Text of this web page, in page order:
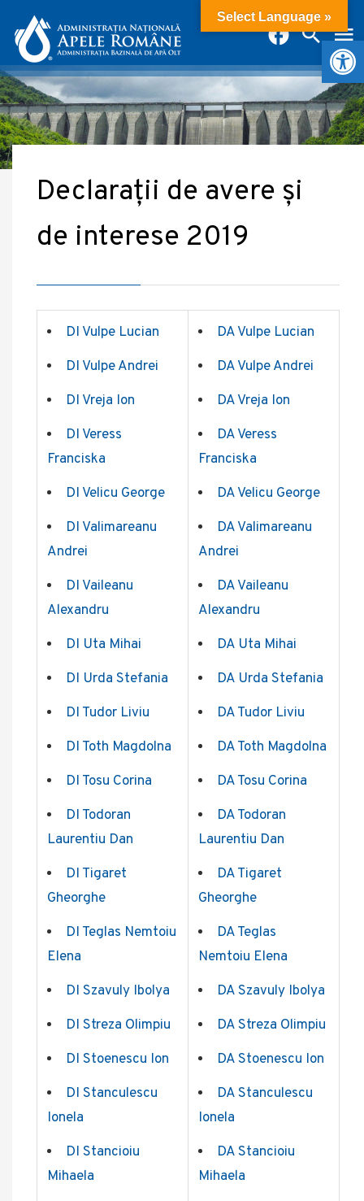
Declarații de avere și
de interese 2019
DI Vulpe Lucian
DI Vulpe Andrei
DI Vreja Ion
DI Veress
Franciska
DI Velicu George
DI Valimareanu
Andrei
DI Vaileanu
Alexandru
DI Uta Mihai
DI Urda Stefania
DI Tudor Liviu
DI Toth Magdolna
DI Tosu Corina
DI Todoran
Laurentiu Dan
DI Tigaret
Gheorghe
DI Teglas Nemtoiu
Elena
DI Szavuly Ibolya
DI Streza Olimpiu
DI Stoenescu Ion
DI Stanculescu
Ionela
DI Stancioiu
Mihaela
DA Vulpe Lucian
DA Vulpe Andrei
DA Vreja Ion
DA Veress
Franciska
DA Velicu George
DA Valimareanu
Andrei
DA Vaileanu
Alexandru
DA Uta Mihai
DA Urda Stefania
DA Tudor Liviu
DA Toth Magdolna
DA Tosu Corina
DA Todoran
Laurentiu Dan
DA Tigaret
Gheorghe
DA Teglas
Nemtoiu Elena
DA Szavuly Ibolya
DA Streza Olimpiu
DA Stoenescu Ion
DA Stanculescu
Ionela
DA Stancioiu
Mihaela
Select Language »